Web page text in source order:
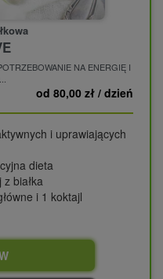
NA ENERGIĘ I
od 80,00 zł / dzień
i uprawiających
dieta
białka
i 1 koktajl